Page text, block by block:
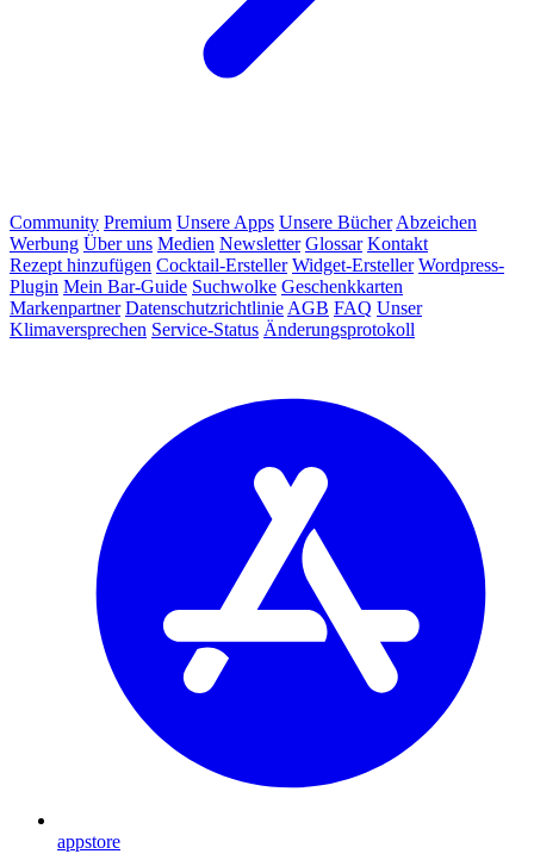
Community Premium Unsere Apps Unsere Bücher Abzeichen
Werbung Über uns Medien Newsletter Glossar Kontakt
Rezept hinzufügen Cocktail-Ersteller Widget-Ersteller Wordpress-
Plugin Mein Bar-Guide Suchwolke Geschenkkarten
Markenpartner Datenschutzrichtlinie AGB FAQ Unser
Klimaversprechen Service-Status Änderungsprotokoll
appstore